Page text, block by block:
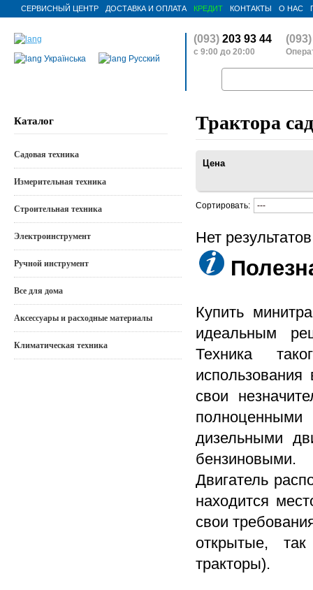
СЕРВИСНЫЙ ЦЕНТР ДОСТАВКА И ОПЛАТА КРЕДИТ КОНТАКТЫ О НАС
Українська Русский
(093) 203 93 44 (093)
с 9:00 до 20:00
Трактора
Цена
Сортировать:
Нет
Купить
идеальным
Техника
использования
свои
дизельными
бензиновыми.
Двигатель
находится
свои
открытые,
тракторы).
Каталог
Садовая техника
Измерительная техника
Строительная техника
Электроинструмент
Ручной инструмент
Все для дома
Аксессуары и расходные материалы
Климатическая техника